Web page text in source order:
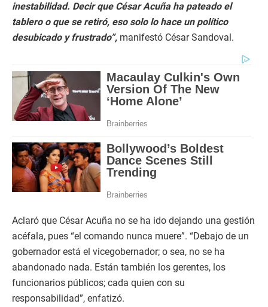
inestabilidad. Decir que César Acuña ha pateado el
tablero o que se retiró, eso solo lo hace un político
desubicado y frustrado”, manifestó César Sandoval.
Aclaró que César Acuña no se ha ido dejando una gestión
acéfala, pues “el comando nunca muere”. “Debajo de un
gobernador está el vicegobernador; o sea, no se ha
abandonado nada. Están también los gerentes, los
funcionarios públicos; cada quien con su
responsabilidad”, enfatizó.